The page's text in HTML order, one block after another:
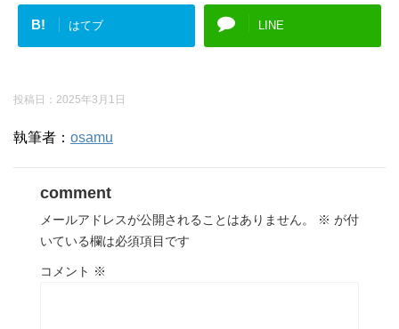
B! はてブ LINE
投稿日： 2025年3月1日
執筆者： osamu
comment
メールアドレスが公開されることはありません。 ※ が付
いている欄は必須項目です
コメント ※